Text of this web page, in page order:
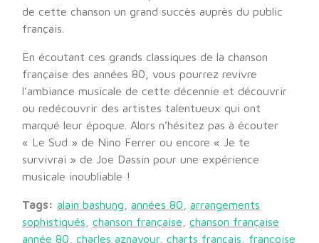
de cette chanson un grand succès auprès du public
français.
En écoutant ces grands classiques de la chanson
française des années 80, vous pourrez revivre
l’ambiance musicale de cette décennie et découvrir
ou redécouvrir des artistes talentueux qui ont
marqué leur époque. Alors n’hésitez pas à écouter
« Le Sud » de Nino Ferrer ou encore « Je te
survivrai » de Joe Dassin pour une expérience
musicale inoubliable !
Tags: alain bashung années 80
arrangements
sophistiqués
chanson française
chanson française
année 80
charles aznavour charts français françoise